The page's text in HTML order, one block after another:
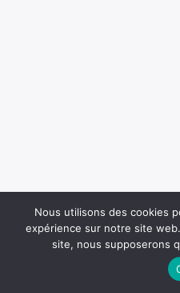
Nous utilisons des cookies
expérience sur notre site
site, nous supposerons